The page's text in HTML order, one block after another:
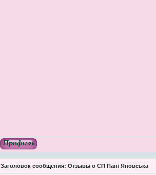
Заголовок сообщения: Отзывы о СП Пані Яновська